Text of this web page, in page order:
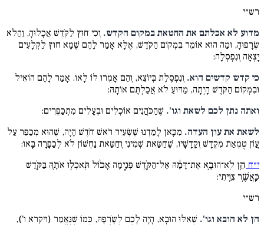
רש״י
מדוע לא אכלתם את החטאת במקום הקדש. וְכִי חוּץ לַקֹּדֶשׁ אֲכָלוּהָ, וַהֲלֹא
שְׂרָפוּהָ, וּמַה הוּא אוֹמֵר בִּמְקוֹם הַקֹּדֶשׁ, אֶלָּא אָמַר לָהֶם שֶׁמָּא חוּץ לַקְּלָעִים
יָצְאָה וְנִפְסְלָה:
כי קדש קדשים הוא. וְנִפְסֶלֶת בְּיוֹצֵא, וְהֵם אָמְרוּ לוֹ לָאו. אָמַר לָהֶם הוֹאִיל
וּבִמְקוֹם הַקֹּדֶשׁ הָיְתָה, מַדּוּעַ לֹא אֲכַלְתֶּם אוֹתָהּ:
ואתה נתן לכם לשאת וגו'. שֶׁהַכֹּהֲנִים אוֹכְלִים וּבְעָלִים מִתְכַּפְּרִים:
לשאת את עון העדה. מִכָּאן לָמַדְנוּ שֶׁשְּׂעִיר רֹאשׁ חֹדֶשׁ הָיָה, שֶׁהוּא מְכַפֵּר עַל
עֲוֹן טֻמְאַת מִקְדָּשׁ וְקָדָשָׁיו, שֶׁחַטַּאת שְׁמִינִי וְחַטַּאת נַחְשׁוֹן לֹא לְכַפָּרָה בָּאוּ:
י״ח הֵ֚ן לֹֽא־הוּבָ֣א אֶת־דָּמָ֔הּ אֶל־הַקֹּ֖דֶשׁ פְּנִ֑ימָה אָכ֨וֹל תֹּֽאכְל֥וּ אֹתָ֛הּ בַּקֹּ֖דֶשׁ
כַּֽאֲשֶׁ֥ר צִוֵּֽיתִי:
רש״י
הן לא הובא וגו'. שֶׁאִלּוּ הוּבָא, הָיָה לָכֶם לְשָֹרְפָהּ, כְּמוֹ שֶׁנֶּאֱמַר (ויקרא ו'),